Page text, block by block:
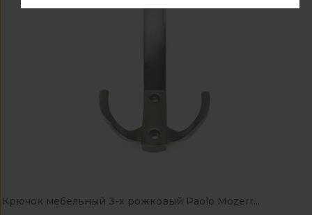
Крючок мебельный 3-х рожковый Paolo Mozerr...